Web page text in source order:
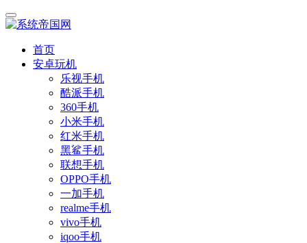
首页
安卓玩机
乐视手机
酷派手机
360手机
小米手机
红米手机
黑鲨手机
联想手机
OPPO手机
一加手机
realme手机
vivo手机
iqoo手机